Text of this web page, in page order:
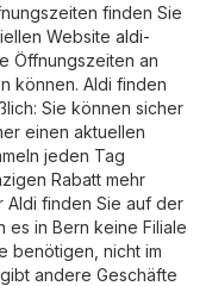
finden Sie
Website aldi-
Öffnungszeiten an
können. Aldi finden
Sie können sicher
einen aktuellen
jeden Tag
Rabatt mehr
Aldi finden Sie auf der
es in Bern keine Filiale
benötigen, nicht im
andere Geschäfte